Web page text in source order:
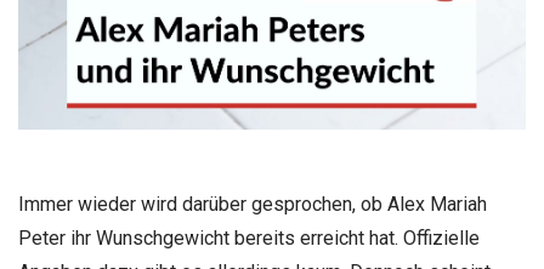
Immer wieder wird darüber gesprochen, ob Alex Mariah
Peter ihr Wunschgewicht bereits erreicht hat. Offizielle